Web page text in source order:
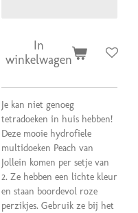
In
winkelwagen
Je kan niet genoeg
tetradoeken in huis hebben!
Deze mooie hydrofiele
multidoeken Peach van
Jollein komen per setje van
2. Ze hebben een lichte kleur
en staan boordevol roze
perzikjes. Gebruik ze bij het